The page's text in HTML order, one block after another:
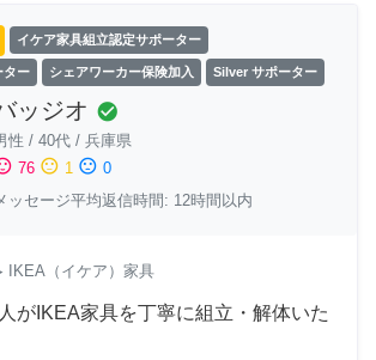
イケア家具組立認定サポーター
ター シェアワーカー保険加入 Silver サポーター
ッジオ check_circle
性 / 40代 / 兵庫県
76 sentiment_neutral 1 sentiment_dissatisfied 0
ッセージ平均返信時間: 12時間以内
IKEA（イケア）家具
がIKEA家具を丁寧に組立・解体いた